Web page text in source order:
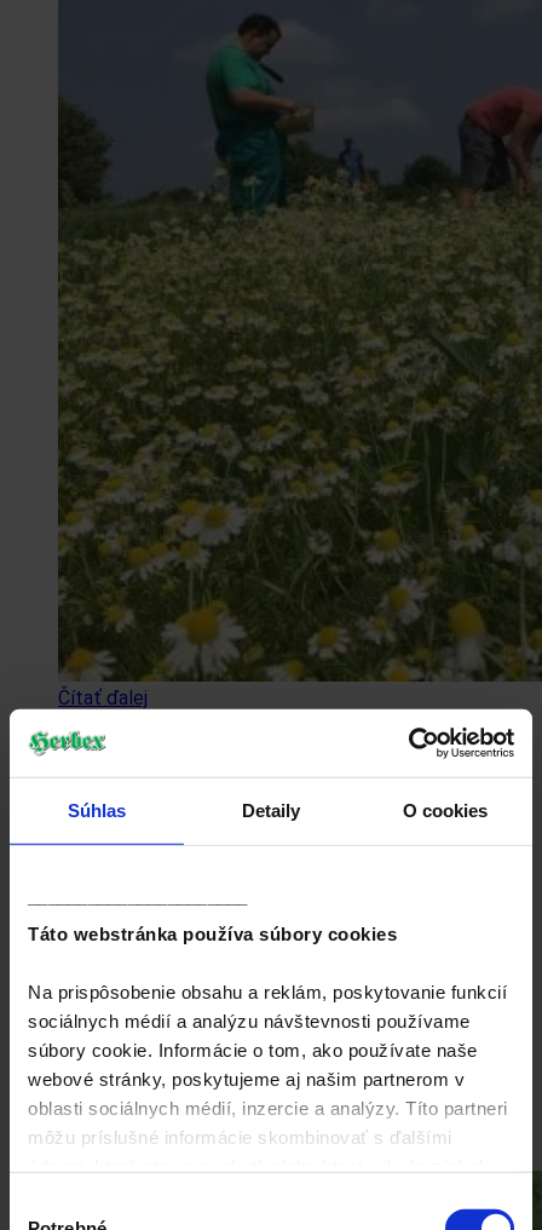
Súhlas Detaily O cookies
Táto webstránka používa súbory cookies
Na prispôsobenie obsahu a reklám, poskytovanie funkcií
sociálnych médií a analýzu návštevnosti používame
súbory cookie. Informácie o tom, ako používate naše
webové stránky, poskytujeme aj našim partnerom v
oblasti sociálnych médií, inzercie a analýzy. Títo partneri
môžu príslušné informácie skombinovať s ďalšími
Čítať ďalej
24okt
Pestovanie
Vlastné pestovanie Rumančeka
Čítať ďalej
Facebook
Email
WhatsApp
WhatsApp